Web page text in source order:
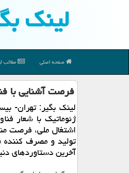
لینك
صفحه اصلی مطالب
فرصت آشنایی با
لینك بگیر: تهران-
ژئوماتیك با شعار
اشتغال ملی، فرصت
تولید و مصرف كننده
آخرین دستاوردهای